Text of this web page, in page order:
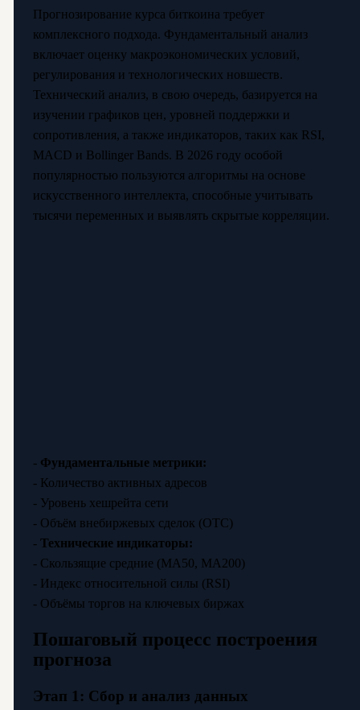
Прогнозирование курса биткоина требует
комплексного подхода. Фундаментальный анализ
включает оценку макроэкономических условий,
регулирования и технологических новшеств.
Технический анализ, в свою очередь, базируется на
изучении графиков цен, уровней поддержки и
сопротивления, а также индикаторов, таких как RSI,
MACD и Bollinger Bands. В 2026 году особой
популярностью пользуются алгоритмы на основе
искусственного интеллекта, способные учитывать
тысячи переменных и выявлять скрытые корреляции.
- Фундаментальные метрики:
- Количество активных адресов
- Уровень хешрейта сети
- Объём внебиржевых сделок (OTC)
- Технические индикаторы:
- Скользящие средние (MA50, MA200)
- Индекс относительной силы (RSI)
- Объёмы торгов на ключевых биржах
Пошаговый процесс построения
прогноза
Этап 1: Сбор и анализ данных